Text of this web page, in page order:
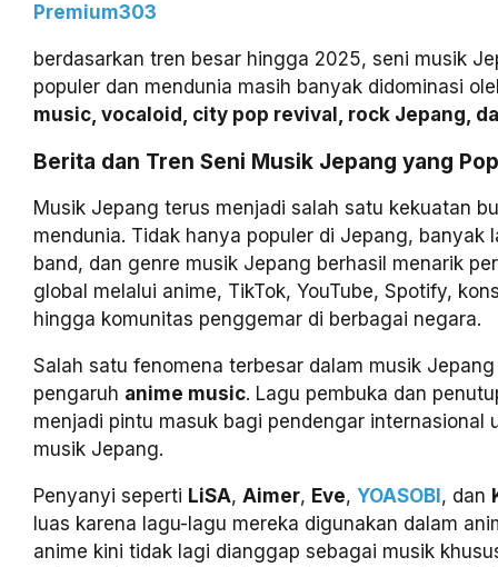
Premium303
berdasarkan tren besar hingga 2025, seni musik
populer dan mendunia masih banyak didominasi
music, vocaloid, city pop revival, rock Jepang,
Berita dan Tren Seni Musik Jepang yang
Musik Jepang terus menjadi salah satu kekuatan
mendunia. Tidak hanya populer di Jepang, banyak
band, dan genre musik Jepang berhasil menarik
global melalui anime, TikTok, YouTube, Spotify,
hingga komunitas penggemar di berbagai negara.
Salah satu fenomena terbesar dalam musik
pengaruh anime music. Lagu pembuka dan
menjadi pintu masuk bagi pendengar internasional
musik Jepang.
Penyanyi seperti LiSA, Aimer, Eve, YOASOBI , dan
luas karena lagu-lagu mereka digunakan dalam
anime kini tidak lagi dianggap sebagai musik